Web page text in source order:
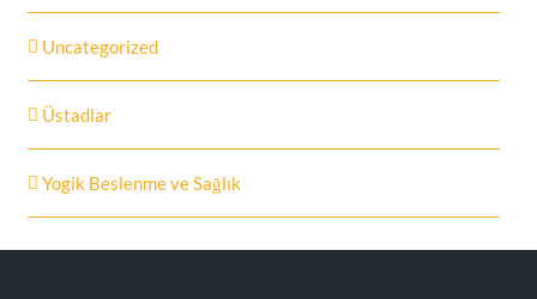
Uncategorized
Üstadlar
Yogik Beslenme ve Sağlık